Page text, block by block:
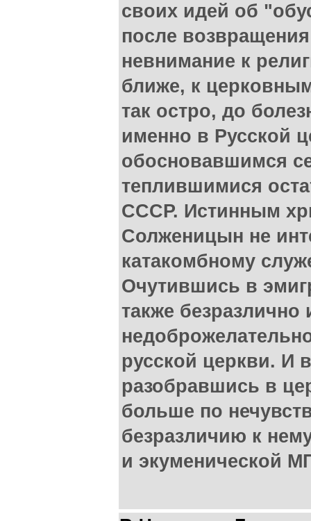
своих идей об
после
невнимание к
ближе, к
так остро, до
именно в Русской
обосновавшимся
теплившимися
СССР. Истинным
Солженицын не
катакомбному
Очутившись в
также безразлично
русской церкви. И
разобравшись в
больше по
безразличию к
и экуменической